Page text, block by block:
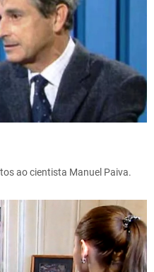
ao cientista Manuel Paiva.